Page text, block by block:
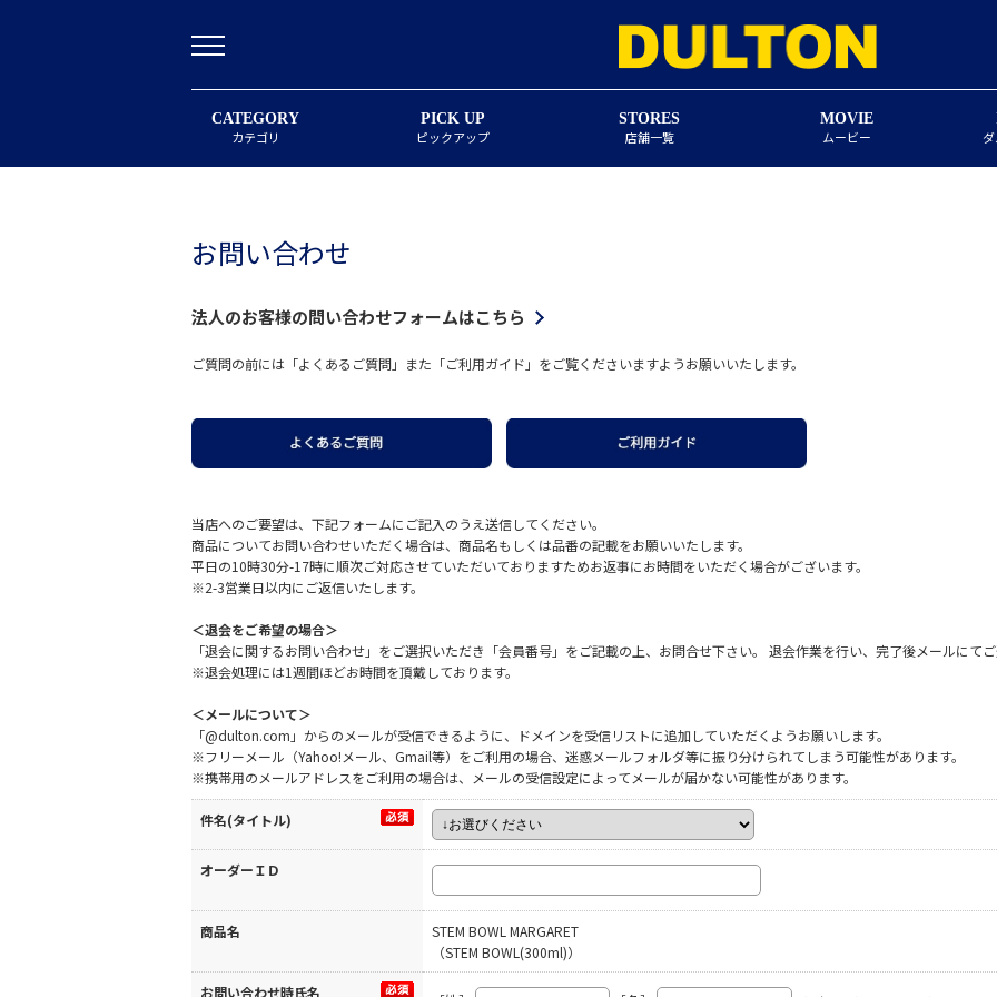
CATEGORY
カテゴリ
PICK UP
ピックアップ
STORES
店舗一覧
MOVIE
ムービー
お問い合わせ
法人のお客様の問い合わせフォームはこちら
ご質問の前には「よくあるご質問」また「ご利用ガイド」をご覧くださいますようお願いいたします。
当店へのご要望は、下記フォームにご記入のうえ送信してください。
商品についてお問い合わせいただく場合は、商品名もしくは品番の記載をお願いいたします。
平日の10時30分-17時に順次ご対応させていただいておりますためお返事にお時間をいただく場合がございます。
※2-3営業日以内にご返信いたします。
＜退会をご希望の場合＞
「退会に関するお問い合わせ」をご選択いただき「会員番号」をご記載の上、お問合せ下さい。 退会作業を行い、完了後メールにてご
※退会処理には1週間ほどお時間を頂戴しております。
＜メールについて＞
「@dulton.com」からのメールが受信できるように、ドメインを受信リストに追加していただくようお願いします。
※フリーメール（Yahoo!メール、Gmail等）をご利用の場合、迷惑メールフォルダ等に振り分けられてしまう可能性があります。
※携帯用のメールアドレスをご利用の場合は、メールの受信設定によってメールが届かない可能性があります。
件名(タイトル)
オーダーＩＤ
商品名
STEM BOWL MARGARET
（STEM BOWL(300ml)）
お問い合わせ時氏名